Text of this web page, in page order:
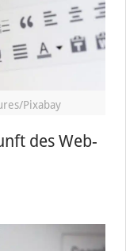
Pixabay
des Web-